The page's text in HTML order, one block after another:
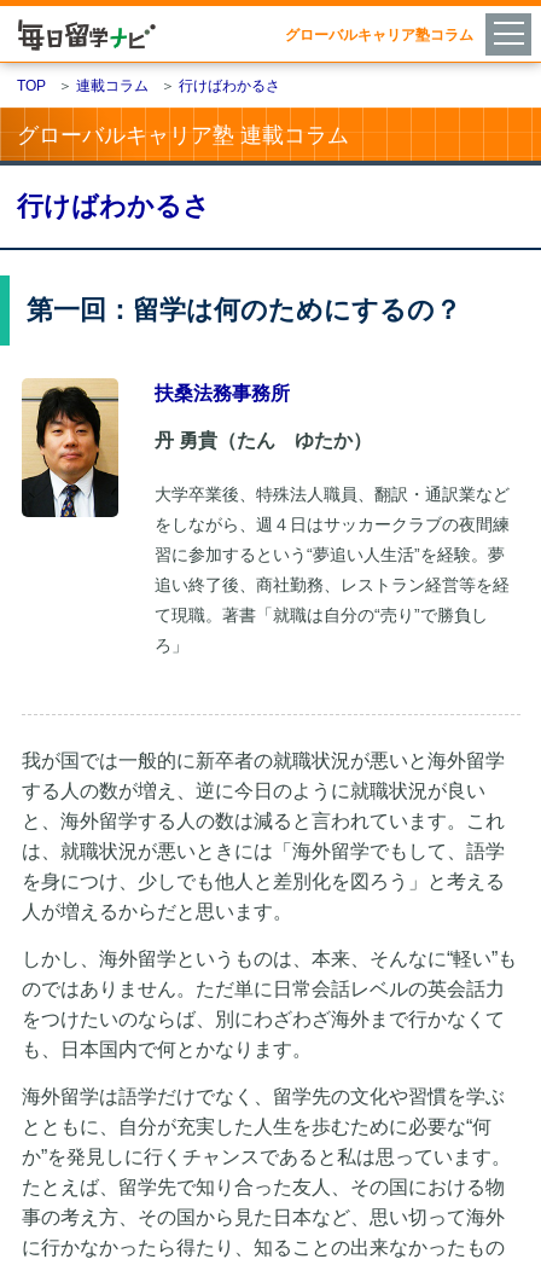
グローバルキャリア塾コラム
TOP ＞ 連載コラム ＞ 行けばわかるさ
グローバルキャリア塾 連載コラム
行けばわかるさ
第一回：留学は何のためにするの？
扶桑法務事務所
丹 勇貴（たん ゆたか）
大学卒業後、特殊法人職員、翻訳・通訳業など
をしながら、週４日はサッカークラブの夜間練
習に参加するという“夢追い人生活”を経験。夢
追い終了後、商社勤務、レストラン経営等を経
て現職。著書「就職は自分の“売り”で勝負し
ろ」
我が国では一般的に新卒者の就職状況が悪いと海外留学
する人の数が増え、逆に今日のように就職状況が良い
と、海外留学する人の数は減ると言われています。これ
は、就職状況が悪いときには「海外留学でもして、語学
を身につけ、少しでも他人と差別化を図ろう」と考える
人が増えるからだと思います。
しかし、海外留学というものは、本来、そんなに“軽い”も
のではありません。ただ単に日常会話レベルの英会話力
をつけたいのならば、別にわざわざ海外まで行かなくて
も、日本国内で何とかなります。
海外留学は語学だけでなく、留学先の文化や習慣を学ぶ
とともに、自分が充実した人生を歩むために必要な“何
か”を発見しに行くチャンスであると私は思っています。
たとえば、留学先で知り合った友人、その国における物
事の考え方、その国から見た日本など、思い切って海外
に行かなかったら得たり、知ることの出来なかったもの